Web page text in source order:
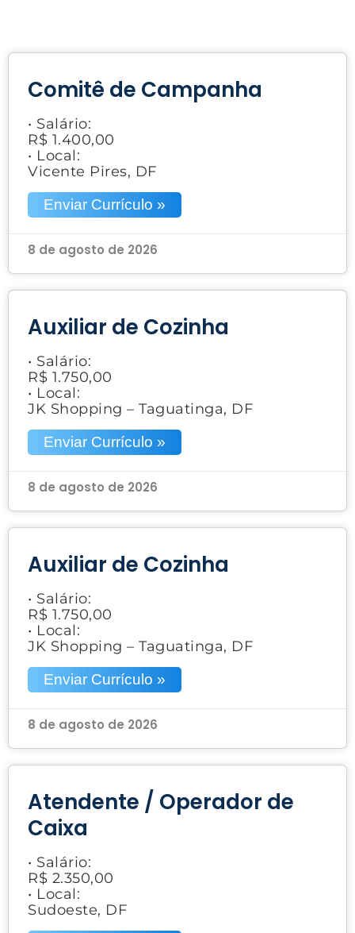
Comitê de Campanha
• Salário:
R$ 1.400,00
• Local:
Vicente Pires, DF
Enviar Currículo »
8 de agosto de 2026
Auxiliar de Cozinha
• Salário:
R$ 1.750,00
• Local:
JK Shopping – Taguatinga, DF
Enviar Currículo »
8 de agosto de 2026
Auxiliar de Cozinha
• Salário:
R$ 1.750,00
• Local:
JK Shopping – Taguatinga, DF
Enviar Currículo »
8 de agosto de 2026
Atendente / Operador de
Caixa
• Salário:
R$ 2.350,00
• Local:
Sudoeste, DF